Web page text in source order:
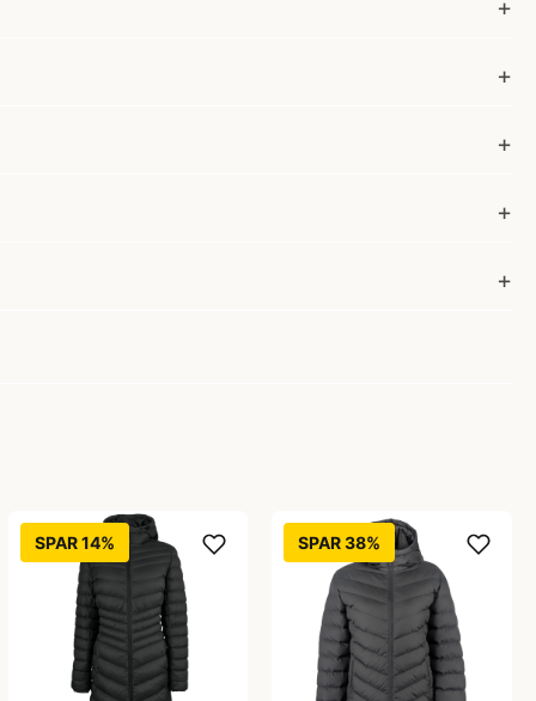
SPAR 14% SPAR 38%